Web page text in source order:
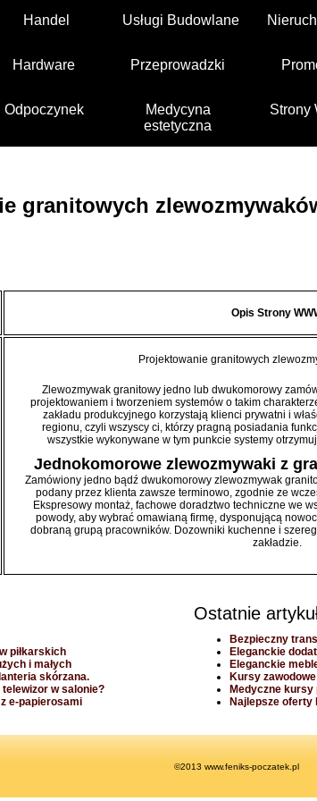
Handel Usługi Budowlane
Hardware Przeprowadzki
Odpoczynek
Medycyna
estetyczna
Strony
granitowych
Opis Strony
Projektowanie granitowych
Zlewozmywak granitowy jedno lub dwukomorowy
projektowaniem i tworzeniem systemów o takim
zakładu produkcyjnego korzystają klienci prywatni i
regionu, czyli wszyscy ci, którzy pragną posiadania
wszystkie wykonywane w tym punkcie systemy
Jednokomorowe zlewozmywaki z
Zamówiony jedno bądź dwukomorowy zlewozmywak
podany przez klienta zawsze terminowo, zgodnie ze
Ekspresowy montaż, fachowe doradztwo techniczne we
powody, aby wybrać omawianą firmę, dysponującą
dobraną grupą pracowników. Dozowniki kuchenne i
zakładzie.
piłkarskich
i małych
skórzana.
w salonie?
e-papierosami
Ostatnie
Bezpieczny
Eleganckie
Eleganckie
Kursy
Medyczne kursy
Najlepsze oferty
©2013 www.feniks-poczatek.pl